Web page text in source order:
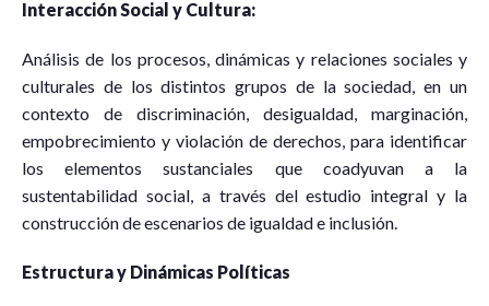
Interacción Social y Cultura:
Análisis de los procesos, dinámicas y relaciones sociales y
culturales de los distintos grupos de la sociedad, en un
contexto de discriminación, desigualdad, marginación,
empobrecimiento y violación de derechos, para identificar
los elementos sustanciales que coadyuvan a la
sustentabilidad social, a través del estudio integral y la
construcción de escenarios de igualdad e inclusión.
Estructura y Dinámicas Políticas